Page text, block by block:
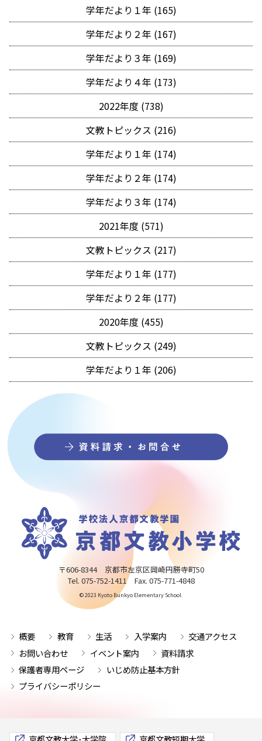
学年だより１年 (165)
学年だより２年 (167)
学年だより３年 (169)
学年だより４年 (173)
2022年度 (738)
文教トピックス (216)
学年だより１年 (174)
学年だより２年 (174)
学年だより３年 (174)
2021年度 (571)
文教トピックス (217)
学年だより１年 (177)
学年だより２年 (177)
2020年度 (455)
文教トピックス (249)
学年だより１年 (206)
〒606-8344 京都市左京区岡崎円勝寺町50
Tel. 075-752-1411 Fax. 075-771-4848
© 2023 Kyoto Bunkyo Elementary School.
概要 教育 生活 入学案内
交通アクセス
お問い合わせ
イベント案内
資料請求
保護者専用ページ
いじめ防止基本方針
プライバシーポリシー